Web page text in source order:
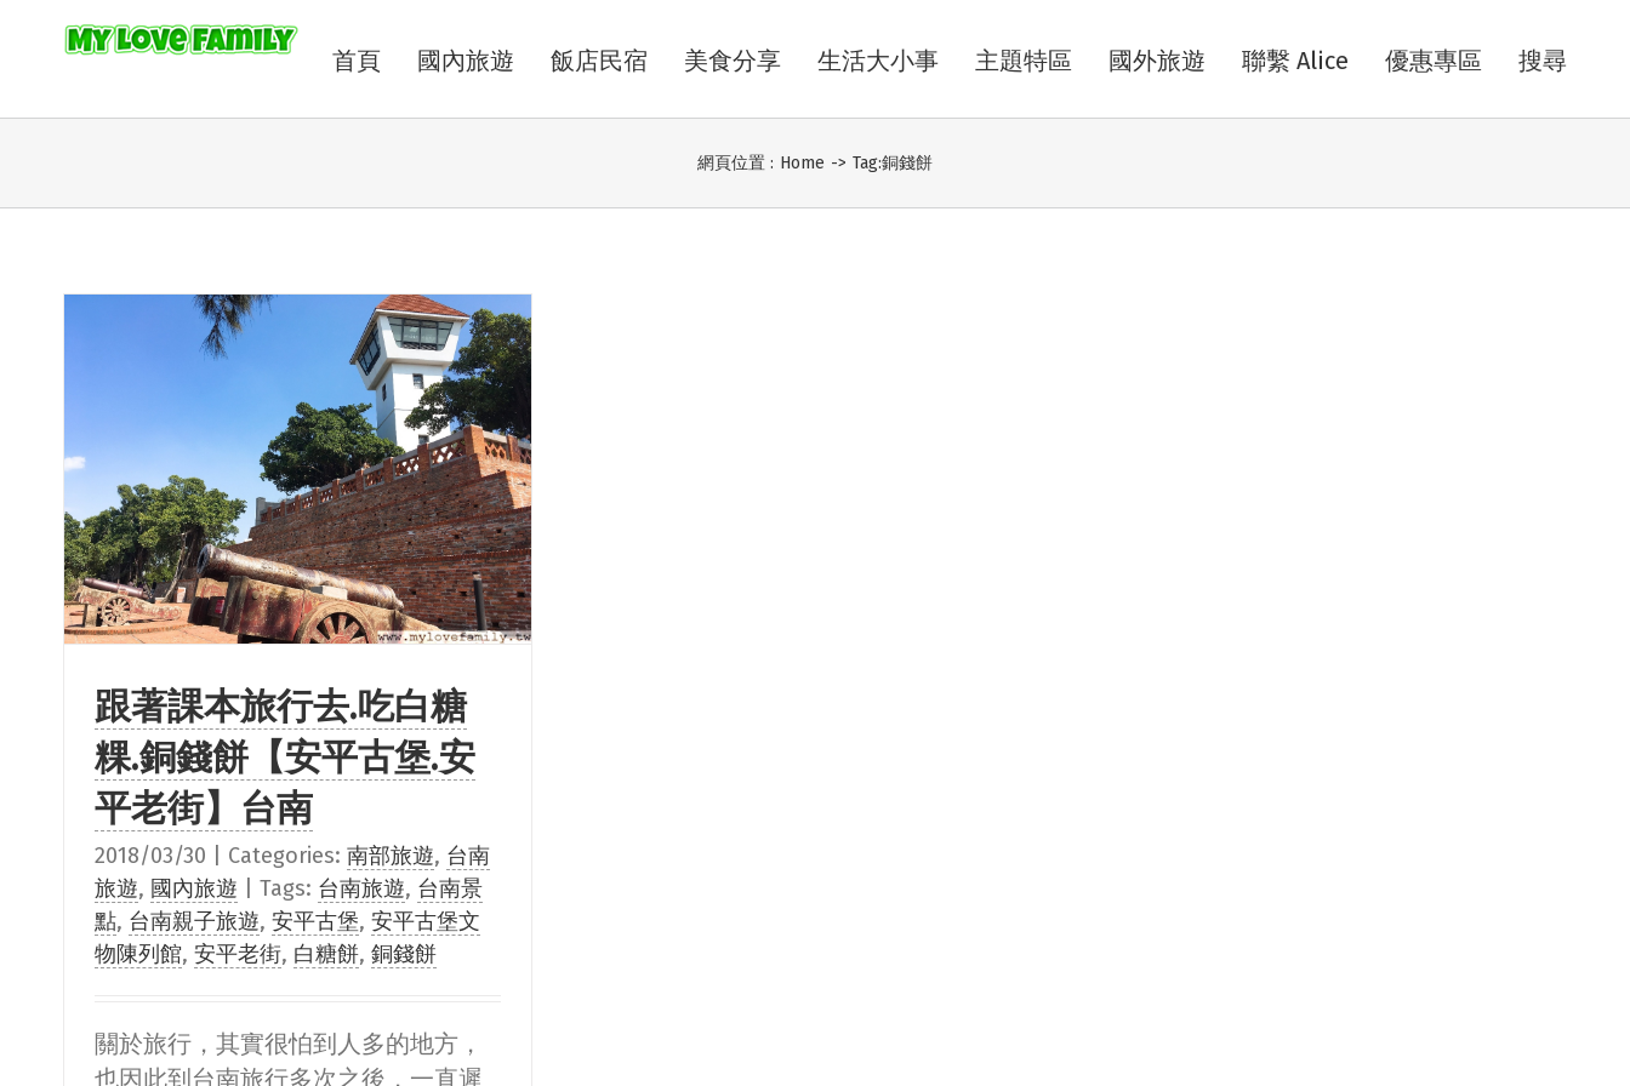
首頁 國內旅遊 飯店民宿 美食分享 生活大小事 主題特區 國外旅遊 聯繫 Alice 優惠專區 搜尋
網頁位置 : Home -> Tag:銅錢餅
跟著課本旅行去.吃白糖
粿.銅錢餅【安平古堡.安
平老街】台南
2018/03/30 Categories: 南部旅遊, 台南
旅遊, 國內旅遊 Tags: 台南旅遊, 台南景
點, 台南親子旅遊, 安平古堡, 安平古堡文
物陳列館, 安平老街, 白糖餅, 銅錢餅
關於旅行，其實很怕到人多的地方，
也因此到台南旅行多次之後，一直遲